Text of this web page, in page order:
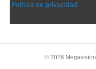
Política de privacidad
© 2026 Megavision